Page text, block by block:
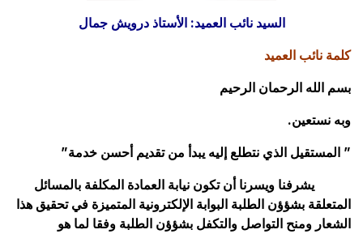
السيد نائب العميد: الأستاذ درويش جمال
كلمة نائب العميد
بسم الله الرحمان الرحيم
وبه نستعين.
” المستقيل الذي نتطلع إليه يبدأ من تقديم أحسن خدمة”
يشرفنا ويسرنا أن تكون نيابة العمادة المكلفة بالمسائل
المتعلقة بشؤؤن الطلبة البوابة الإلكترونية المتميزة في تحقيق هذا
الشعار ومنح التواصل والتكفل بشؤؤن الطلبة وفقا لما هو